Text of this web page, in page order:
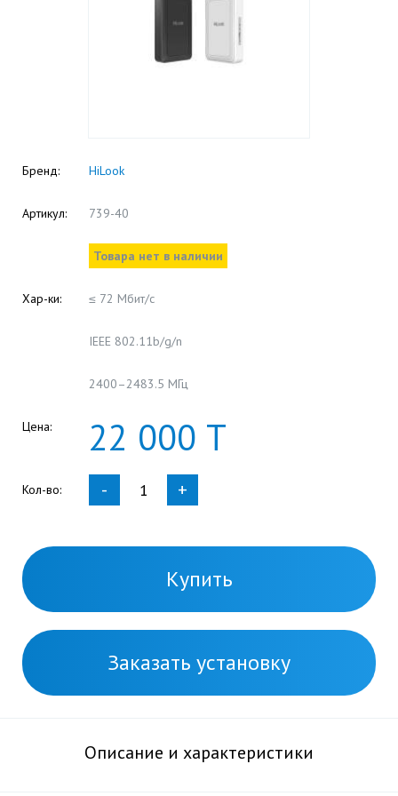
Бренд: HiLook
Артикул: 739-40
Товара нет в наличии
Хар-ки: ≤ 72 Мбит/с
IEEE 802.11b/g/n
2400–2483.5 МГц
Цена: 22 000 Т
Кол-во: - +
Купить
Заказать установку
Описание и характеристики